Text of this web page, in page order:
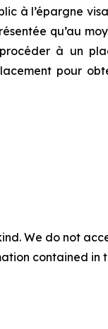
à l’épargne
qu’au
à un
pour
We do not
contained